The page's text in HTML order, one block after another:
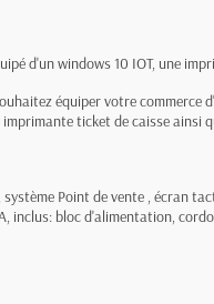
d'un windows 10 IOT, une
équiper votre commerce
ticket de caisse ainsi
Point de vente , écran
inclus: bloc d'alimentation,